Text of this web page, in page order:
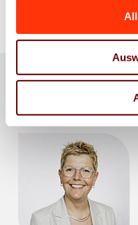
Ihr